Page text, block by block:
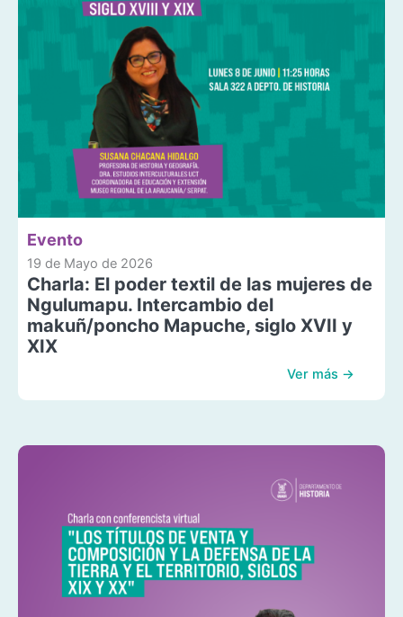
Evento
19 de Mayo de 2026
Charla: El poder textil de las mujeres de
Ngulumapu. Intercambio del
makuñ/poncho Mapuche, siglo XVII y
XIX
Ver más →